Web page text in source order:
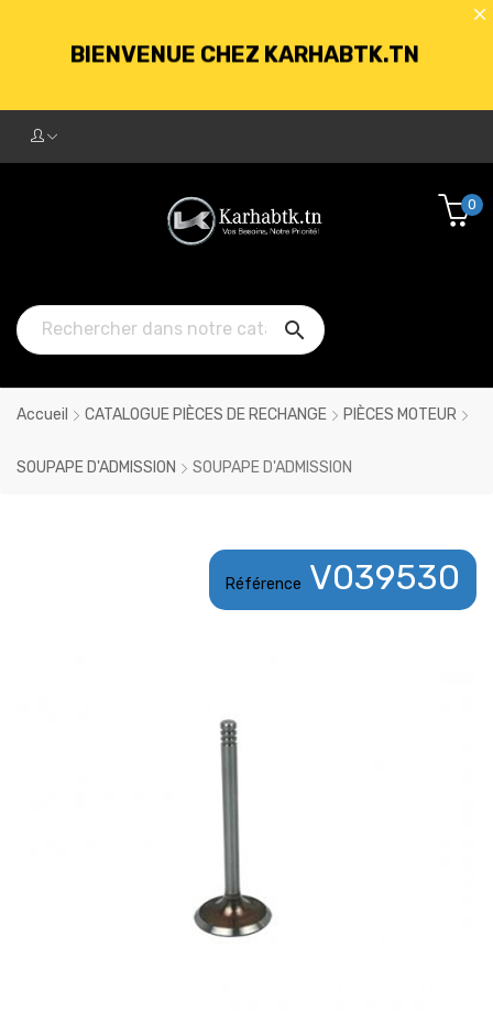
BIENVENUE CHEZ KARHABTK.TN
250DT D'ACHATS

0
Accueil CATALOGUE PIÈCES DE RECHANGE PIÈCES MOTEUR
SOUPAPE D'ADMISSION SOUPAPE D'ADMISSION
Référence V039530